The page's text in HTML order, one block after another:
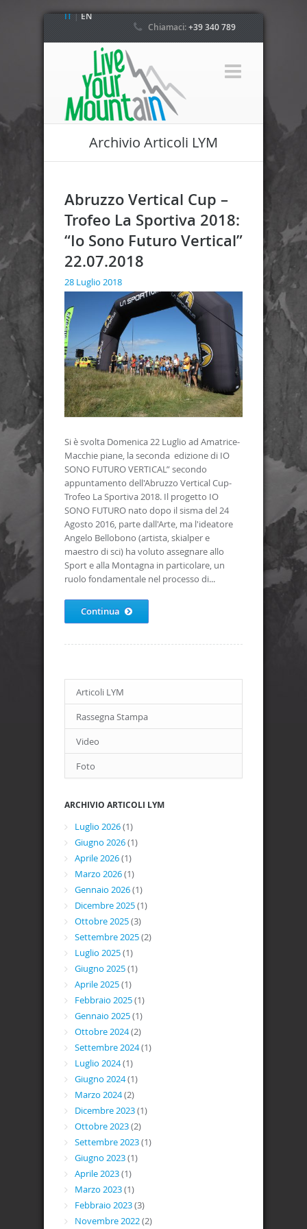
IT|EN
Chiamaci:+39 340 789
Archivio Articoli LYM
Abruzzo Vertical Cup –
Trofeo La Sportiva 2018:
“Io Sono Futuro Vertical”
22.07.2018
28 Luglio 2018
Si è svolta Domenica 22 Luglio ad Amatrice-
Macchie piane, la seconda edizione di IO
SONO FUTURO VERTICAL” secondo
appuntamento dell'Abruzzo Vertical Cup-
Trofeo La Sportiva 2018. Il progetto IO
SONO FUTURO nato dopo il sisma del 24
Agosto 2016, parte dall'Arte, ma l'ideatore
Angelo Bellobono (artista, skialper e
maestro di sci) ha voluto assegnare allo
Sport e alla Montagna in particolare, un
ruolo fondamentale nel processo di...
Continua
Articoli LYM
Rassegna Stampa
Video
Foto
ARCHIVIO ARTICOLI LYM
Luglio 2026(1)
Giugno 2026(1)
Aprile 2026(1)
Marzo 2026(1)
Gennaio 2026(1)
Dicembre 2025(1)
Ottobre 2025(3)
Settembre 2025(2)
Luglio 2025(1)
Giugno 2025(1)
Aprile 2025(1)
Febbraio 2025(1)
Gennaio 2025(1)
Ottobre 2024(2)
Settembre 2024(1)
Luglio 2024(1)
Giugno 2024(1)
Marzo 2024(2)
Dicembre 2023(1)
Ottobre 2023(2)
Settembre 2023(1)
Giugno 2023(1)
Aprile 2023(1)
Marzo 2023(1)
Febbraio 2023(3)
Novembre 2022(2)